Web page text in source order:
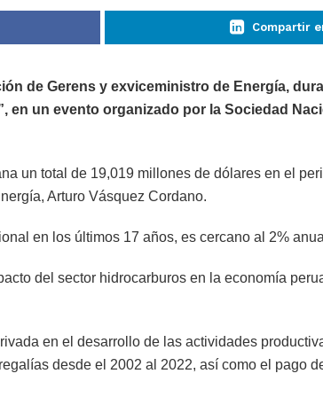
Compartir
de Gerens y exviceministro de Energía,
un evento organizado por la Sociedad
un total de 19,019 millones de dólares en el
Arturo Vásquez Cordano.
en los últimos 17 años, es cercano al 2%
del sector hidrocarburos en la economía
en el desarrollo de las actividades
desde el 2002 al 2022, así como el pago